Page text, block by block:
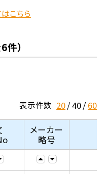
こちら
件）
表示件数 20 40 60
メーカー
略号